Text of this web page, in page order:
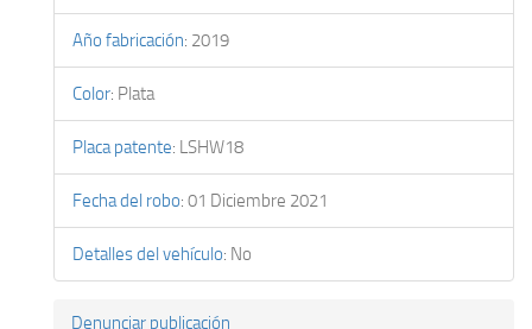
Año fabricación: 2019
Color: Plata
Placa patente: LSHW18
Fecha del robo: 01 Diciembre 2021
Detalles del vehículo: No
Denunciar publicación